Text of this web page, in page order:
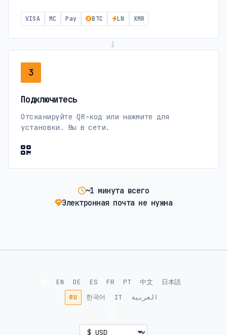
VISA MC Pay BTC LN XMR
→
3
Подключитесь
Отсканируйте QR-код или нажмите для
установки. Вы в сети.
~1 минута всего
Электронная почта не нужна
EN DE ES FR PT 中文
日本語
RU
한국어 IT العربية